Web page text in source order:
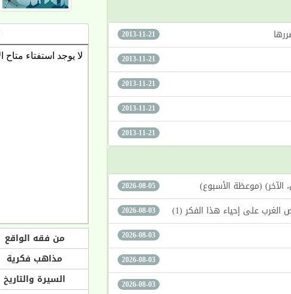
2013-11-21
2013-11-21
2013-11-21
2013-11-21
2013-11-21
2026-08-05
2026-08-03
2026-08-03
2026-08-03
2026-08-03
من فقه الواقع
مذاهب فكرية
السيرة والتاريخ